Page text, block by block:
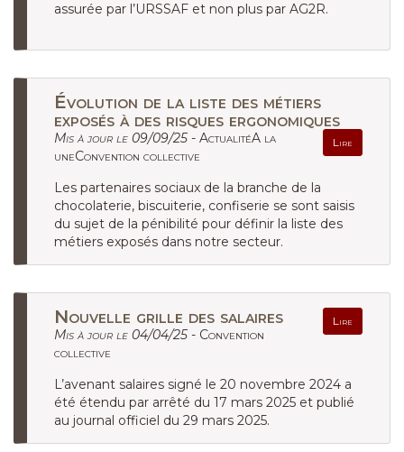
assurée par l’URSSAF et non plus par AG2R.
Évolution de la liste des métiers
exposés à des risques ergonomiques
Lire
Mis à jour le 09/09/25 - ActualitéA la
uneConvention collective
Les partenaires sociaux de la branche de la
chocolaterie, biscuiterie, confiserie se sont saisis
du sujet de la pénibilité pour définir la liste des
métiers exposés dans notre secteur.
Nouvelle grille des salaires Lire
Mis à jour le 04/04/25 - Convention
collective
L’avenant salaires signé le 20 novembre 2024 a
été étendu par arrêté du 17 mars 2025 et publié
au journal officiel du 29 mars 2025.